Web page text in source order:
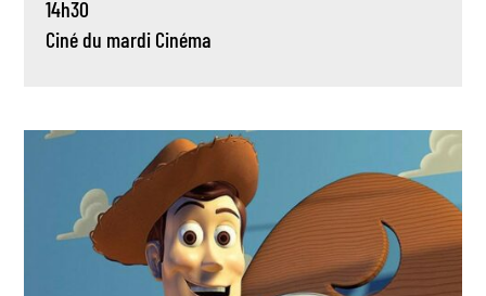
14h30
Ciné du mardi Cinéma